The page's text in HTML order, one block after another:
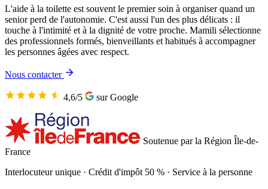
L'aide à la toilette est souvent le premier soin à organiser quand un
senior perd de l'autonomie. C'est aussi l'un des plus délicats : il
touche à l'intimité et à la dignité de votre proche. Mamili sélectionne
des professionnels formés, bienveillants et habitués à accompagner
les personnes âgées avec respect.
Nous contacter
4,6/5 sur Google
Soutenue par la Région Île-de-
France
Interlocuteur unique · Crédit d'impôt 50 % · Service à la personne